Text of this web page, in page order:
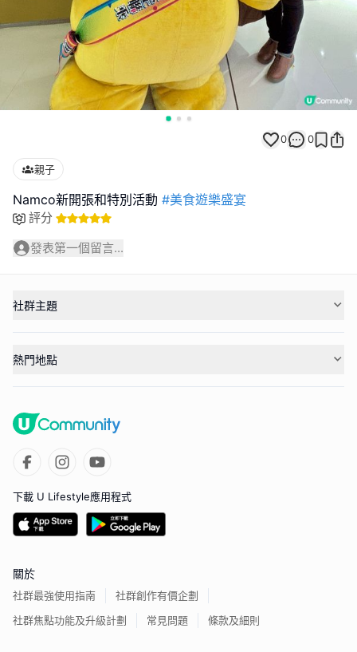
0 0
親子
Namco新開張和特別活動 #美食遊樂盛宴
評分
發表第一個留言...
社群主題
熱門地點
下載 U Lifestyle應用程式
關於
社群最強使用指南
社群創作有價企劃
社群焦點功能及升級計劃
常見問題 條款及細則